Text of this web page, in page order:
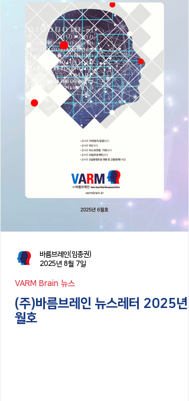
(주)바름브레인 뉴스레터 2025년
월호
VARM Brain 뉴스
바름브레인(임종권)
2025년 8월 7일